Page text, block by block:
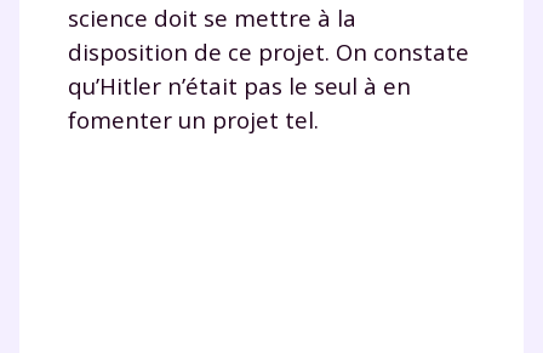
science doit se mettre à la
disposition de ce projet. On constate
qu’Hitler n’était pas le seul à en
fomenter un projet tel.